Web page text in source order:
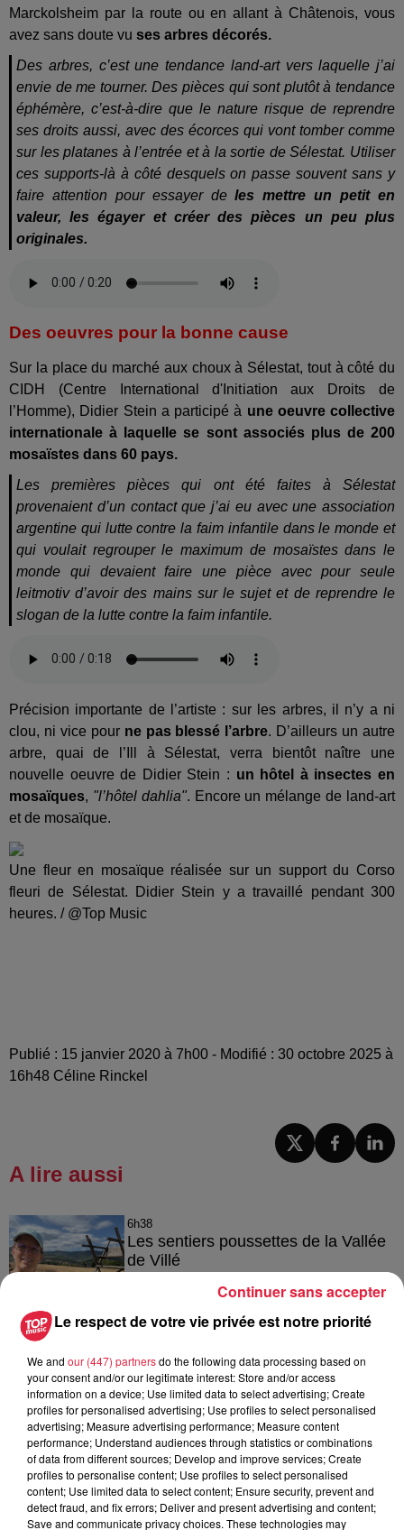
Marckolsheim par la route ou en allant à Châtenois, vous
avez sans doute vu ses arbres décorés.
Des arbres, c’est une tendance land-art vers laquelle j’ai
envie de me tourner. Des pièces qui sont plutôt à tendance
éphémère, c’est-à-dire que le nature risque de reprendre
ses droits aussi, avec des écorces qui vont tomber comme
sur les platanes à l’entrée et à la sortie de Sélestat. Utiliser
ces supports-là à côté desquels on passe souvent sans y
faire attention pour essayer deles mettre un petit en
valeur, les égayer et créer des pièces un peu plus
originales.
Des oeuvres pour la bonne cause
Sur la place du marché aux choux à Sélestat, tout à côté du
CIDH (Centre International d'Initiation aux Droits de
l’Homme), Didier Stein a participé à une oeuvre collective
internationale à laquelle se sont associés plus de 200
mosaïstes dans 60 pays.
Les premières pièces qui ont été faites à Sélestat
provenaient d’un contact que j’ai eu avec une association
argentine qui lutte contre la faim infantile dans le monde et
qui voulait regrouper le maximum de mosaïstes dans le
monde qui devaient faire une pièce avec pour seule
leitmotiv d’avoir des mains sur le sujet et de reprendre le
slogan de la lutte contre la faim infantile.
Précision importante de l’artiste : sur les arbres, il n’y a ni
clou, ni vice pour ne pas blessé l’arbre. D’ailleurs un autre
arbre, quai de l’Ill à Sélestat, verra bientôt naître une
nouvelle oeuvre de Didier Stein : un hôtel à insectes en
mosaïques, "l’hôtel dahlia". Encore un mélange de land-art
et de mosaïque.
Une fleur en mosaïque réalisée sur un support du Corso
fleuri de Sélestat. Didier Stein y a travaillé pendant 300
heures. / @Top Music
Publié : 15 janvier 2020 à 7h00 - Modifié : 30 octobre 2025 à
16h48 Céline Rinckel
A lire aussi
6h38
Les sentiers poussettes de la Vallée
de Villé
À Hoerdt, de l’eau brune sort des
robinets
6 août 2026
Tags antisémites à Strasbourg :
Catherine Trautmann réagit
Le respect de votre vie privée est notre priorité
We and our (447) partnersdo the following data processing based on
your consent and/or our legitimate interest: Store and/or access
information on a device; Use limited data to select advertising; Create
profiles for personalised advertising; Use profiles to select personalised
advertising; Measure advertising performance; Measure content
performance; Understand audiences through statistics or combinations
of data from different sources; Develop and improve services; Create
profiles to personalise content; Use profiles to select personalised
content; Use limited data to select content; Ensure security, prevent and
detect fraud, and fix errors; Deliver and present advertising and content;
Save and communicate privacy choices. These technologies may
Continuer sans accepter